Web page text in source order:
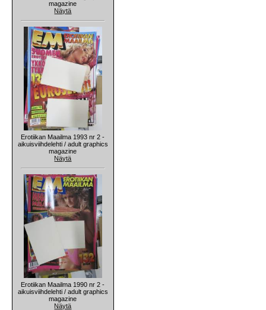
magazine
Näytä
Erotiikan Maailma 1993 nr 2 -
aikuisviihdelehti / adult graphics
magazine
Näytä
Erotiikan Maailma 1990 nr 2 -
aikuisviihdelehti / adult graphics
magazine
Näytä